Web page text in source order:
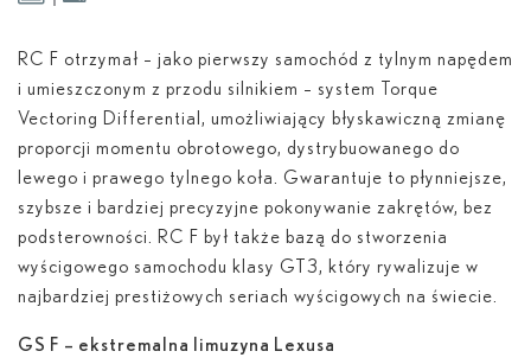
RC F otrzymał – jako pierwszy samochód z tylnym napędem
i umieszczonym z przodu silnikiem – system Torque
Vectoring Differential, umożliwiający błyskawiczną zmianę
proporcji momentu obrotowego, dystrybuowanego do
lewego i prawego tylnego koła. Gwarantuje to płynniejsze,
szybsze i bardziej precyzyjne pokonywanie zakrętów, bez
podsterowności. RC F był także bazą do stworzenia
wyścigowego samochodu klasy GT3, który rywalizuje w
najbardziej prestiżowych seriach wyścigowych na świecie.
GS F – ekstremalna limuzyna Lexusa